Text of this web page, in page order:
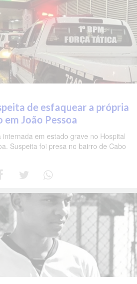
de esfaquear a própria
João Pessoa
em estado grave no Hospital
Suspeita foi presa no bairro de Cabo